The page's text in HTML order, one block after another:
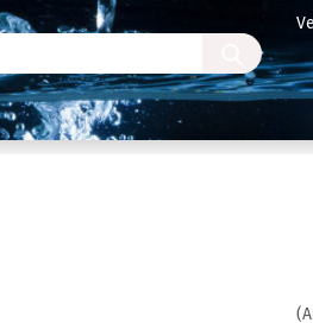
Suche...